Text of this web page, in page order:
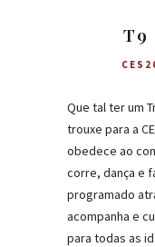
T9
Que tal ter um
trouxe para a
obedece ao
corre, dança e
programado
acompanha e
para todas as